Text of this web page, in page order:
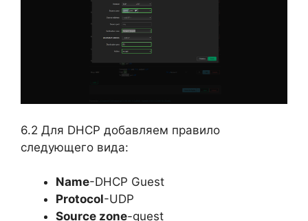
6.2 Для DHCP добавляем правило
следующего вида:
Name-DHCP Guest
Protocol-UDP
Source zone-guest